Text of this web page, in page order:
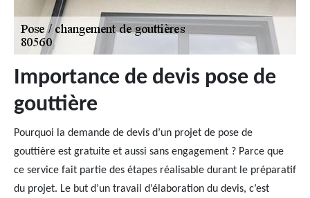
Importance de devis pose de
gouttière
Pourquoi la demande de devis d’un projet de pose de
gouttière est gratuite et aussi sans engagement ? Parce que
ce service fait partie des étapes réalisable durant le préparatif
du projet. Le but d’un travail d’élaboration du devis, c’est